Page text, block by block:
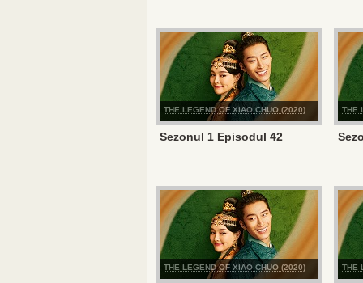
THE LEGEND OF XIAO CHUO (2020)
Sezonul 1 Episodul 42
THE
THE LEGEND OF XIAO CHUO (2020) THE